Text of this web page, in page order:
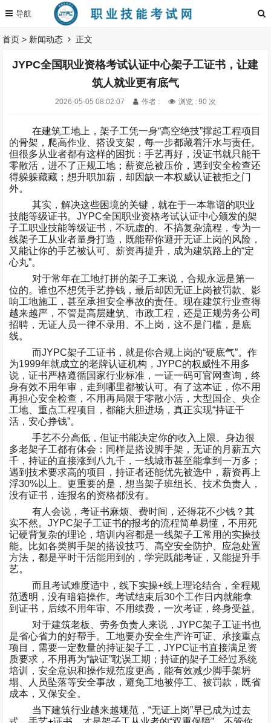
首页 > 新闻动态 正文
JYPC全国职业资格考试认证中心架子工证书，让建
筑人就业更有底气
2026-05-05 08:02:07 作者 : 浏览 : 90 次
在建筑工地上，架子工凭一身“高空绝技”撑起工程项目
的骨架，爬高作业、搭设支架，每一步都藏着汗水与责任。
但很多从业者都有这样的困扰：手艺再好，没证书就只能干
零散活，进不了正规工地；薪资总被压价，遇到安全检查还
得躲躲藏藏；想升职加薪，却因缺一本权威认证被拒之门
外。
其实，解决这些困境的关键，就在于一本靠谱的职业
技能等级证书。JYPC全国职业资格考试认证中心颁发的架
子工职业技能等级证书，不玩虚的、不搞复杂流程，专为一
线架子工从业者量身打造，既能帮你避开无证上岗的风险，
又能让你的手艺被认可、薪资再提升，成为建筑路上的“定
心丸”。
对于常年在工地打拼的架子工来说，合规永远是第一
位的。谁也不想凭手艺挣钱，最后却因无证上岗被罚款、影
响工地施工，甚至承担安全事故的责任。现在建筑行业查得
越来越严，不管是高层建筑、市政工程，还是正规劳务公司
招聘，无证人员一律不录用、不上岗，这不是门槛，是底
线。
而JYPC架子工证书，就是你合规上岗的“硬底气”。作
为1999年就成立的老牌认证机构，JYPC的权威性不用多
说，证书严格遵循国家行业标准，一证一码可官网查询，终
身有效不用年审，走到哪里都被认可。有了这本证，你不用
再担心安全检查，不用再局限于零散小活，大型国企、央企
工地、重点工程项目，都能大胆进场，真正实现“持证干
活，安心挣钱”。
手艺不分高低，但证书能决定你的收入上限。身边很
多老架子工都有体会：同样是搭设脚手架，无证的月薪五六
千，持证的直接涨到八九千，一线城市甚至能拿到一万多；
遇到技术要求高的项目，持证者还能优先被选中，薪资再上
浮30%以上。更重要的是，想当架子班组长、技术负责人，
没有证书，连报名的资格都没有。
有人会说，考证书麻烦、费时间，还得花不少钱？其
实不然。JYPC架子工证书的报考的流程简单易懂，不用死
记硬背复杂的理论，培训内容都是一线架子工常用的实操技
能。比如各类脚手架的搭设技巧、高空安全防护、应急处置
方法，都是平时干活能用到的，学完既能考证，又能提升手
艺。
而且考试难度适中，线下实操+线上理论结合，全程规
范透明，没有暗箱操作。考试结束后30个工作日内就能拿
到证书，后续不用年审、不用续费，一次考证，终身受益。
对于建筑老板、劳务负责人来说， JYPC架子工证书也
是省心省力的好帮手。工地要办安全生产许可证、承接重点
项目，需要一定数量的持证架子工，JYPC证书直接满足资
质要求，不用再为“缺证”耽误工期；持证的架子工经过系统
培训，安全意识和操作规范度更高，能有效减少脚手架坍
塌、人员坠落等安全事故，避免工地被停工、被罚款，既省
成本，又保安全。
当下建筑行业越来越规范， “无证上岗”早已成为过去